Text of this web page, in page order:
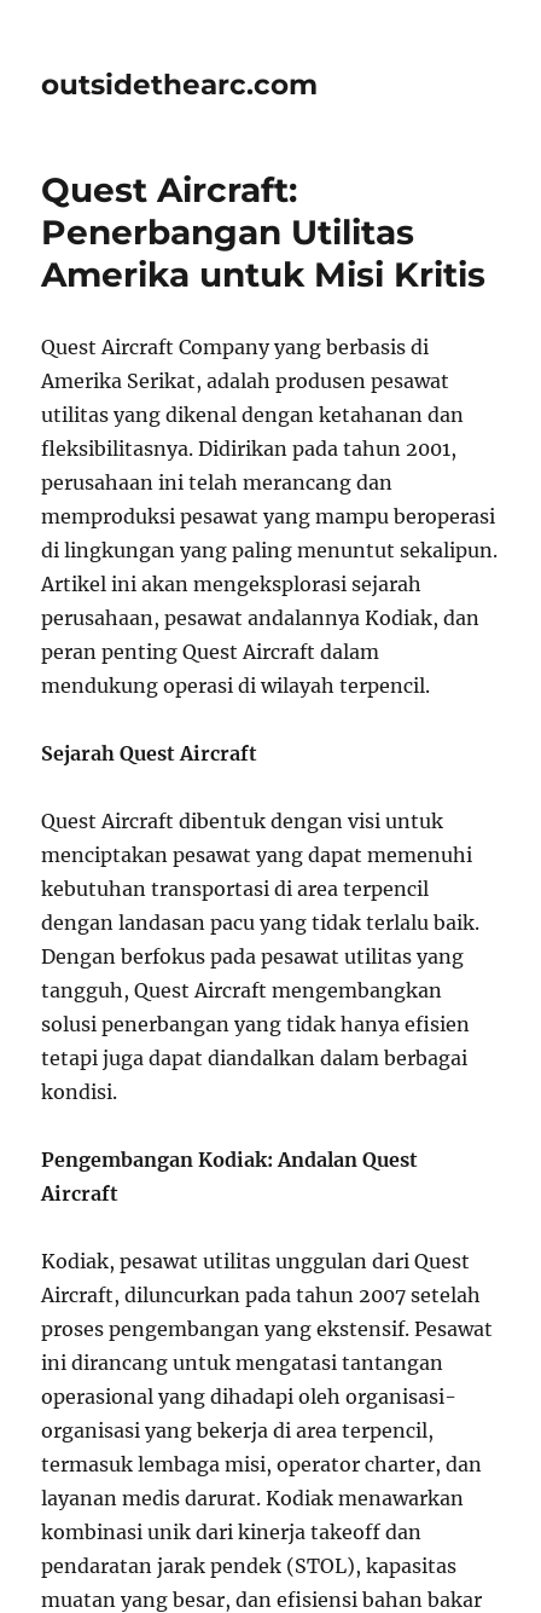
outsidethearc.com
Quest Aircraft:
Penerbangan Utilitas
Amerika untuk Misi Kritis
Quest Aircraft Company yang berbasis di
Amerika Serikat, adalah produsen pesawat
utilitas yang dikenal dengan ketahanan dan
fleksibilitasnya. Didirikan pada tahun 2001,
perusahaan ini telah merancang dan
memproduksi pesawat yang mampu beroperasi
di lingkungan yang paling menuntut sekalipun.
Artikel ini akan mengeksplorasi sejarah
perusahaan, pesawat andalannya Kodiak, dan
peran penting Quest Aircraft dalam
mendukung operasi di wilayah terpencil.
Sejarah Quest Aircraft
Quest Aircraft dibentuk dengan visi untuk
menciptakan pesawat yang dapat memenuhi
kebutuhan transportasi di area terpencil
dengan landasan pacu yang tidak terlalu baik.
Dengan berfokus pada pesawat utilitas yang
tangguh, Quest Aircraft mengembangkan
solusi penerbangan yang tidak hanya efisien
tetapi juga dapat diandalkan dalam berbagai
kondisi.
Pengembangan Kodiak: Andalan Quest
Aircraft
Kodiak, pesawat utilitas unggulan dari Quest
Aircraft, diluncurkan pada tahun 2007 setelah
proses pengembangan yang ekstensif. Pesawat
ini dirancang untuk mengatasi tantangan
operasional yang dihadapi oleh organisasi-
organisasi yang bekerja di area terpencil,
termasuk lembaga misi, operator charter, dan
layanan medis darurat. Kodiak menawarkan
kombinasi unik dari kinerja takeoff dan
pendaratan jarak pendek (STOL), kapasitas
muatan yang besar, dan efisiensi bahan bakar